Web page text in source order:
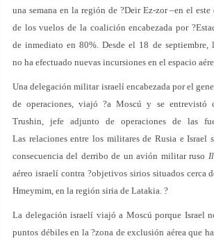
una semana en la región de ?Deir Ez-zor –en el
de los vuelos de la coalición encabezada por
de inmediato en 80%. Desde el 18 de septiembre,
no ha efectuado nuevas incursiones en el espacio
Una delegación militar israelí encabezada por el
de operaciones, viajó ?a Moscú y se entrevistó
Trushin, jefe adjunto de operaciones de las
Las relaciones entre los militares de Rusia e Israel
consecuencia del derribo de un avión militar ruso
aéreo israelí contra ?objetivos sirios situados cerca
Hmeymim, en la región siria de Latakia. ?
La delegación israelí viajó a Moscú porque Israel
puntos débiles en la ?zona de exclusión aérea que